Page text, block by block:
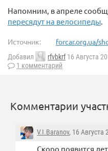
Напомним, в апреле
пересядут на велосипеды.
Источник: forcar.org.ua/
Добавил rfvbkrf16 Августа
1 комментарий
Комментарии
V.I.Baranov, 16 Августа
Скоро появится